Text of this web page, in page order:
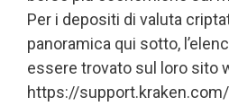
Per i depositi di valuta
panoramica qui sotto,
essere trovato sul loro sito
https://